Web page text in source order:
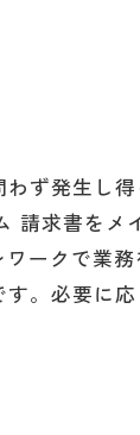
ず発生し
請求書をメ
ークで業
。必要に